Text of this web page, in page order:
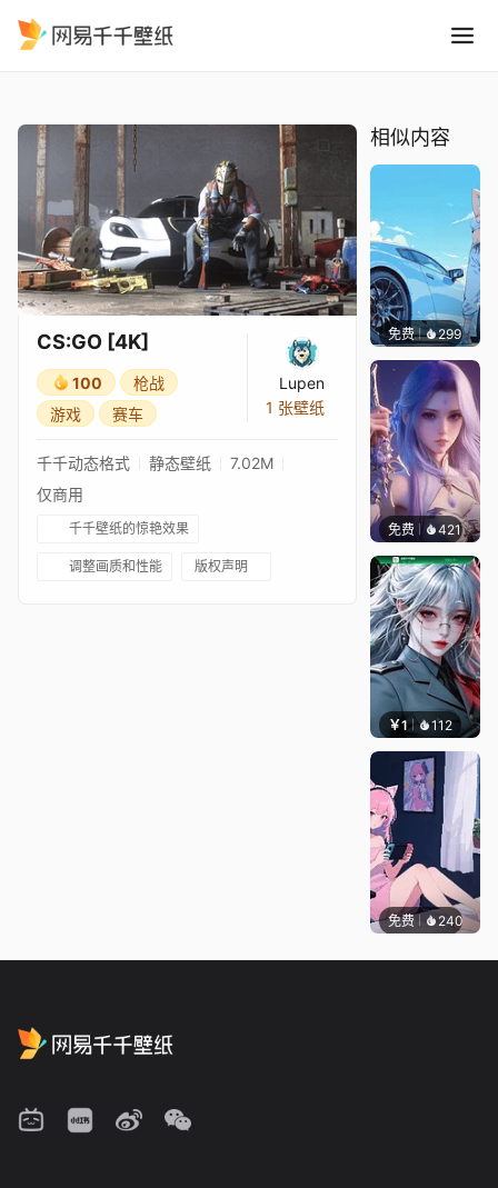
CS:GO [4K]
100
枪战
游戏
赛车
Lupen
1 张壁纸
千千动态格式 静态壁纸
7.02M
仅商用
千千壁纸的惊艳效果
调整画质和性能 版权声明
相似内容
免费 299Ado
免费 421好看
￥1 112 宅婳氏
免费 240好看